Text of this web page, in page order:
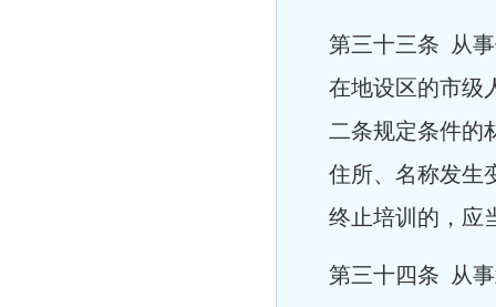
第三十三条 从
在地设区的市级
二条规定条件的
住所、名称发生
终止培训的，应
第三十四条 从